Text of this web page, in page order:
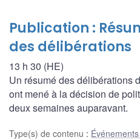
Publication :
des délibérations
13 h 30 (HE)
Un résumé des délibérations
ont mené à la décision de
deux semaines auparavant.
Type(s) de contenu :